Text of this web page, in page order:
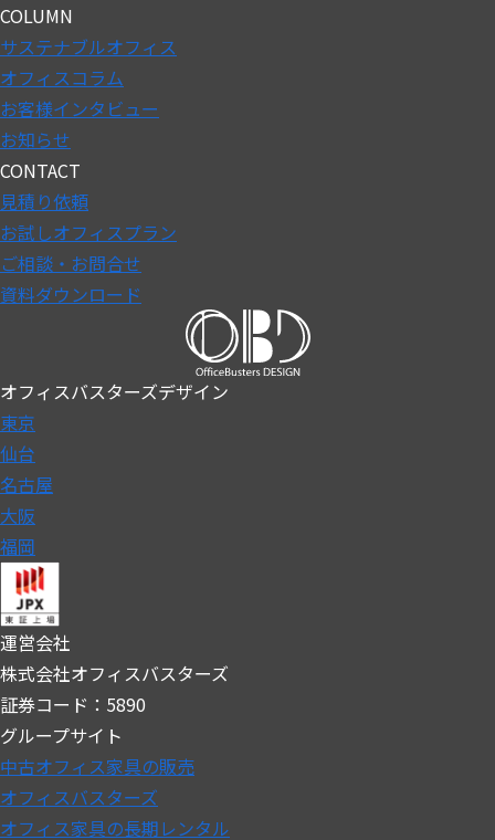
COLUMN
サステナブルオフィス
オフィスコラム
お客様インタビュー
お知らせ
CONTACT
見積り依頼
お試しオフィスプラン
ご相談・お問合せ
資料ダウンロード
オフィスバスターズデザイン
東京
仙台
名古屋
大阪
福岡
運営会社
株式会社オフィスバスターズ
証券コード：5890
グループサイト
中古オフィス家具の販売
オフィスバスターズ
オフィス家具の長期レンタル